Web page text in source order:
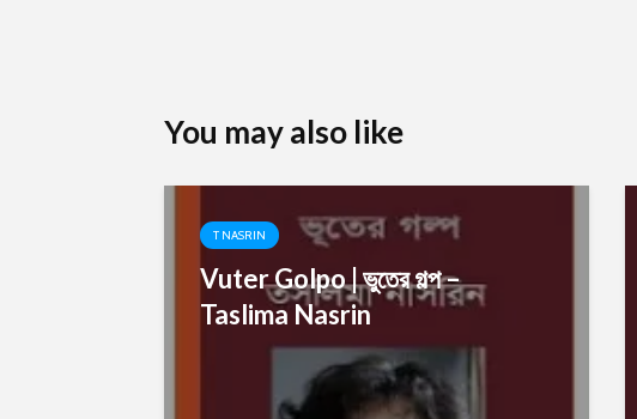
You may also like
T NASRIN
Vuter Golpo | ভুতের গল্প –
Taslima Nasrin